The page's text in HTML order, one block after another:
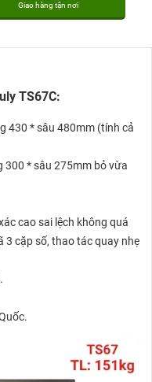
Giao hàng tận nơi
TS67C:
430 * sâu 480mm (tính cả
300 * sâu 275mm bỏ vừa
cao sai lệch không quá
3 cặp số, thao tác quay nhẹ